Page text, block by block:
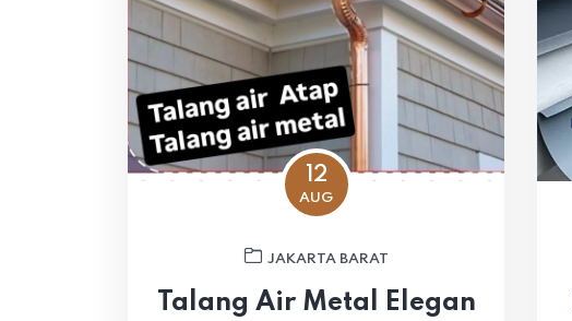
12
AUG
JAKARTA BARAT
Talang Air Metal Elegan